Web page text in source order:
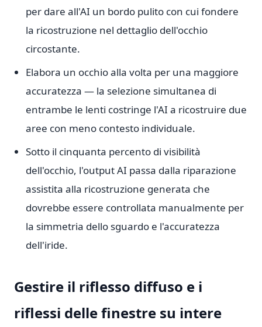
per dare all'AI un bordo pulito con cui fondere
la ricostruzione nel dettaglio dell'occhio
circostante.
Elabora un occhio alla volta per una maggiore
accuratezza — la selezione simultanea di
entrambe le lenti costringe l'AI a ricostruire due
aree con meno contesto individuale.
Sotto il cinquanta percento di visibilità
dell'occhio, l'output AI passa dalla riparazione
assistita alla ricostruzione generata che
dovrebbe essere controllata manualmente per
la simmetria dello sguardo e l'accuratezza
dell'iride.
Gestire il riflesso diffuso e i
riflessi delle finestre su intere